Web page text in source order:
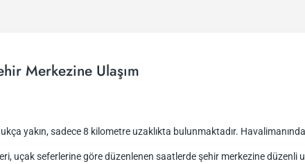
Merkezine Ulaşım
yakın, sadece 8 kilometre uzaklıkta bulunmaktadır.
uçak seferlerine göre düzenlenen saatlerde şehir merkezine düzenli